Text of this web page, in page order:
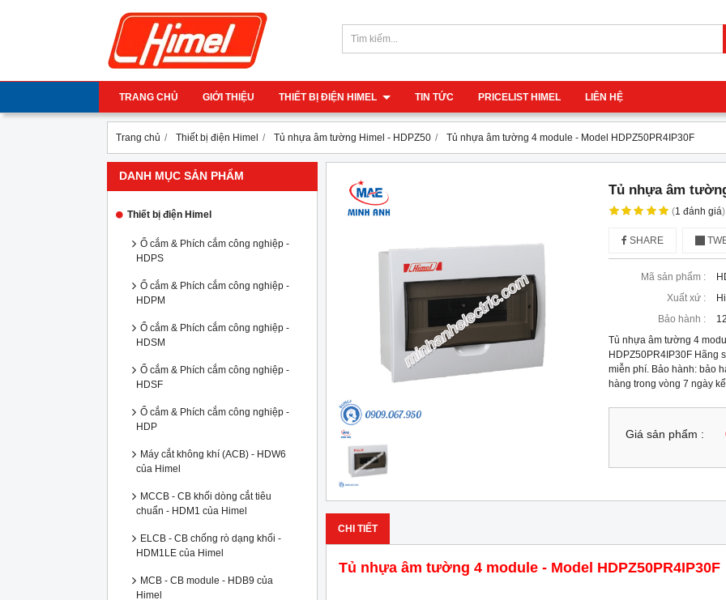
TRANG CHỦ GIỚI THIỆU THIẾT BỊ ĐIỆN HIMEL TIN TỨC PRICELIST HIMEL LIÊN HỆ
Trang chủ Thiết bị điện Himel Tủ nhựa âm tường Himel - HDPZ50 Tủ nhựa âm tường 4 module - Model HDPZ50PR4IP30F
DANH MỤC SẢN PHẨM
Thiết bị điện Himel
Ổ cắm & Phích cắm công nghiệp -
HDPS
Ổ cắm & Phích cắm công nghiệp -
HDPM
Ổ cắm & Phích cắm công nghiệp -
HDSM
Ổ cắm & Phích cắm công nghiệp -
HDSF
Ổ cắm & Phích cắm công nghiệp -
HDP
Máy cắt không khí (ACB) - HDW6
của Himel
MCCB - CB khối dòng cắt tiêu
chuẩn - HDM1 của Himel
ELCB - CB chống rò dạng khối -
HDM1LE của Himel
MCB - CB module - HDB9 của
Himel
Tủ nhựa âm
(1đánh giá)
SHARE
Mã sản phẩm :
Xuất xứ :
Bảo hành :
Tủ nhựa âm tường 4
HDPZ50PR4IP30F Hãng
miễn phí. Bảo hành: bảo
hàng trong vòng 7 ngày
Giá sản phẩm :
CHI TIẾT
Tủ nhựa âm tường 4 module - Model HDPZ50PR4IP30F